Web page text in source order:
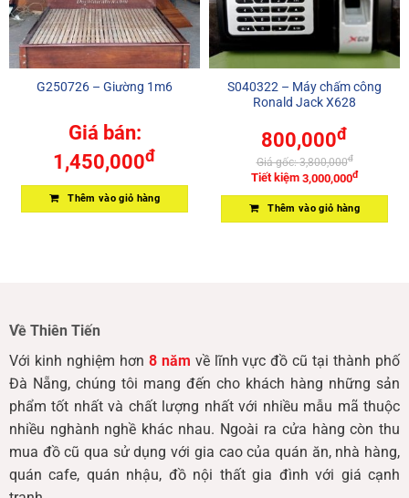
G250726 – Giường 1m6
Giá bán:
1,450,000đ
Thêm vào giỏ hàng
S040322 – Máy chấm công
Ronald Jack X628
800,000đ
Giá gốc:3,800,000đ
Tiết kiệm 3,000,000đ
Thêm vào giỏ hàng
Về Thiên Tiến
Với kinh nghiệm hơn 8 năm về lĩnh vực đồ cũ tại thành phố
Đà Nẵng, chúng tôi mang đến cho khách hàng những sản
phẩm tốt nhất và chất lượng nhất với nhiều mẫu mã thuộc
nhiều nghành nghề khác nhau. Ngoài ra cửa hàng còn thu
mua đồ cũ qua sử dụng với gia cao của quán ăn, nhà hàng,
quán cafe, quán nhậu, đồ nội thất gia đình với giá cạnh